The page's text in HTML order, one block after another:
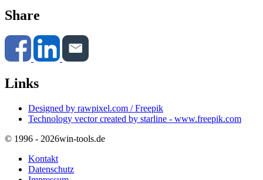
Share
Links
Designed by rawpixel.com / Freepik
Technology vector created by starline - www.freepik.com
© 1996 - 2026win-tools.de
Kontakt
Datenschutz